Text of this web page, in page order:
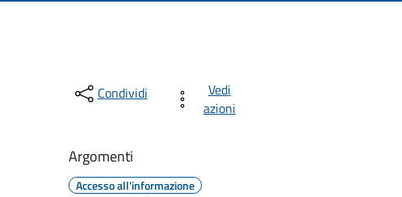
Condividi
Vedi
azioni
Argomenti
Accesso all'informazione